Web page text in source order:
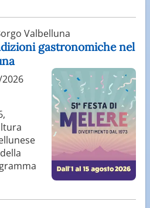
Valbelluna
gastronomiche nel